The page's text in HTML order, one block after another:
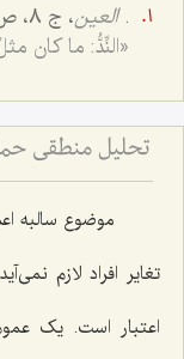
.العین، ج 8، ص 10:
«النِّدُّ: ما کان
موضوع سالبه
تغایر افراد لازم
اعتبار است. یک